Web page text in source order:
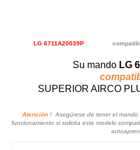
LG 6711A20039P
Su mando LG
SUPERIOR AIRCO
Atención ! Asegúrese de tener el
funcionamiento si solicita este modelo